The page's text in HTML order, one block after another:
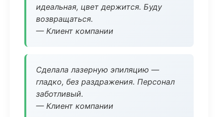
идеальная, цвет держится. Буду
возвращаться.
— Клиент компании
Сделала лазерную эпиляцию —
гладко, без раздражения. Персонал
заботливый.
— Клиент компании